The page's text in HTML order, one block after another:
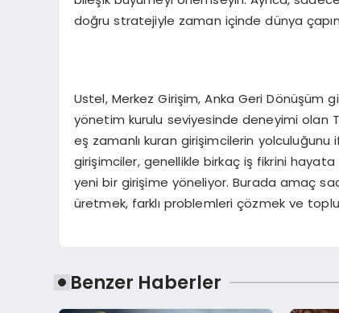
doğru stratejiyle zaman içinde dünya
Ustel, Merkez Girişim, Anka Geri Dönüşüm
yönetim kurulu seviyesinde deneyimi olan
eş zamanlı kuran girişimcilerin
girişimciler, genellikle birkaç iş fikrini
yeni bir girişime yöneliyor. Burada amaç
üretmek, farklı problemleri çözmek ve
Benzer Haberler